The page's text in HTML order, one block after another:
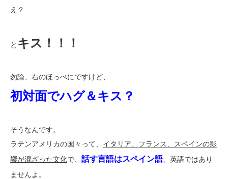
え？
と キス！！！
勿論、右のほっぺにですけど、
初対面でハグ＆キス？
そうなんです。
ラテンアメリカの国々って、 イタリア、フランス、スペインの影
響が混ざった文化で、 話す言語はスペイン語、英語ではあり
ませんよ。